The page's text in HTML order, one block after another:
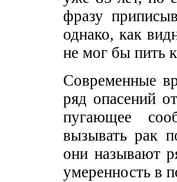
фразу
однако, как
не мог бы пить
Современные
ряд опасений
пугающее
вызывать рак
они называют
умеренность в